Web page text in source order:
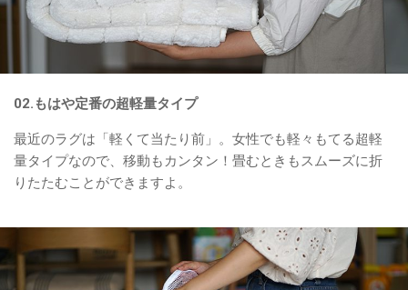
02.もはや定番の超軽量タイプ
最近のラグは「軽くて当たり前」。女性でも軽々もてる超軽
量タイプなので、移動もカンタン！畳むときもスムーズに折
りたたむことができますよ。